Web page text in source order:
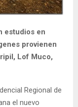
estudios en
provienen
Lof Muco,
Regional de
el nuevo